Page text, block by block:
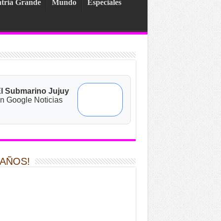
Grande Mundo Especiales
Submarino Jujuy
Google Noticias